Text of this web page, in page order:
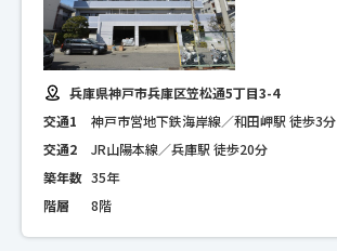
兵庫県神戸市兵庫区笠松通5丁目3-4
交通1
神戸市営地下鉄海岸線／和田岬駅 徒歩3分
交通2
JR山陽本線／兵庫駅 徒歩20分
築年数 35年
階層
8階